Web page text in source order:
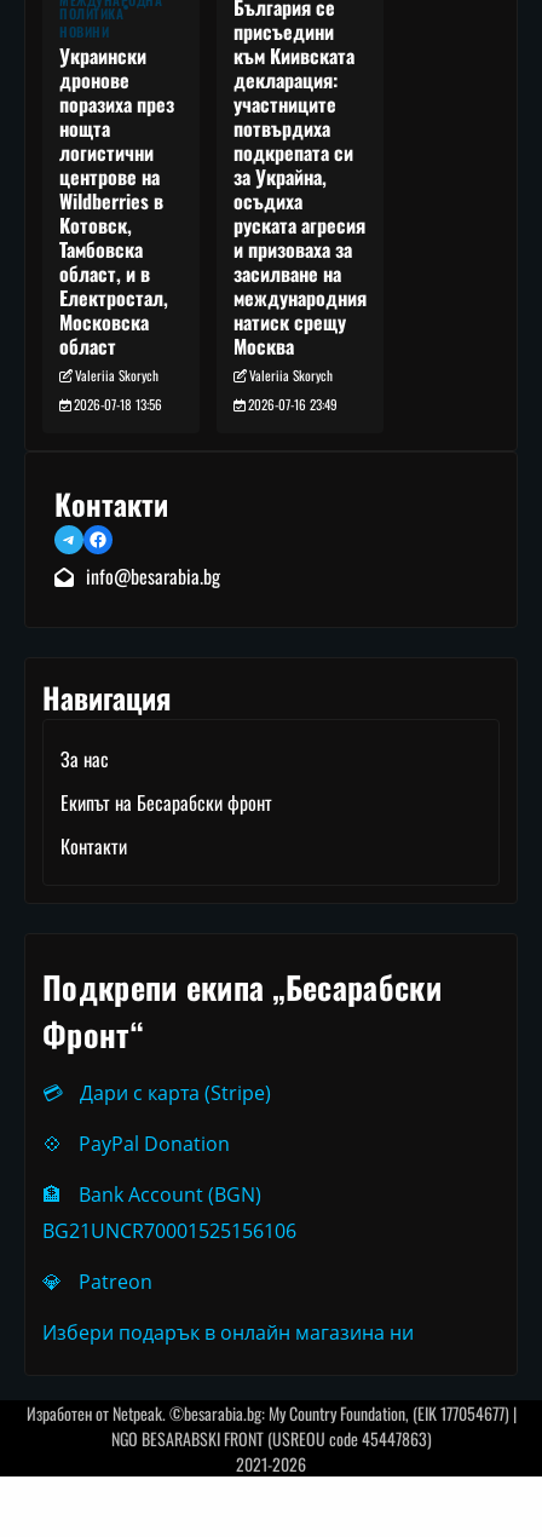
ПОЛИТИКА
НОВИНИ
Украински
дронове
поразиха през
нощта
логистични
центрове на
Wildberries в
Котовск,
Тамбовска
област, и в
Електростал,
Московска
област
Valeriia Skorych
2026-07-18 13:56
България се
присъедини
към Киивската
декларация:
участниците
потвърдиха
подкрепата си
за Украйна,
осъдиха
руската агресия
и призоваха за
засилване на
международния
натиск срещу
Москва
Valeriia Skorych
2026-07-16 23:49
Контакти
TelegramFacebook
info@besarabia.bg
Навигация
За нас
Екипът на Бесарабски фронт
Контакти
Подкрепи екипа „Бесарабски
Фронт“
💳
Дари с карта (Stripe)
💠
PayPal Donation
🏦
Bank Account (BGN)
BG21UNCR70001525156106
💎
Patreon
Избери подарък в онлайн магазина ни
Изработен отNetpeak. ©besarabia.bg: My Country Foundation, (EIK 177054677) |
NGO BESARABSKI FRONT (USREOU code 45447863)
2021-2026